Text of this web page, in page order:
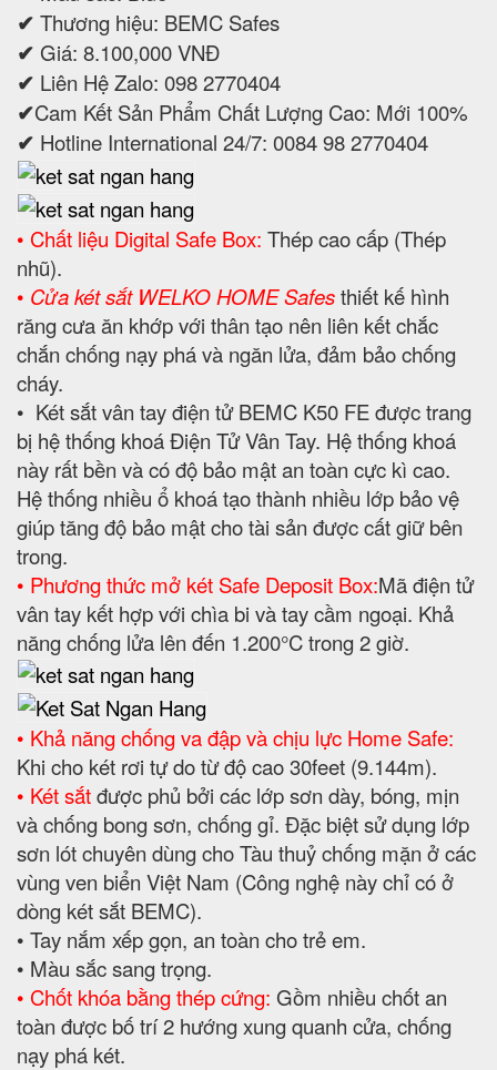
✔ Thương hiệu: BEMC Safes
✔ Giá: 8.100,000 VNĐ
✔ Liên Hệ Zalo: 098 2770404
✔Cam Kết Sản Phẩm Chất Lượng Cao: Mới 100%
✔ Hotline International 24/7: 0084 98 2770404
• Chất liệu Digital Safe Box: Thép cao cấp (Thép
nhũ).
• Cửa két sắt WELKO HOME Safesthiết kế hình
răng cưa ăn khớp với thân tạo nên liên kết chắc
chắn chống nạy phá và ngăn lửa, đảm bảo chống
cháy.
• Két sắt vân tay điện tử BEMC K50 FE được trang
bị hệ thống khoá Điện Tử Vân Tay. Hệ thống khoá
này rất bền và có độ bảo mật an toàn cực kì cao.
Hệ thống nhiều ổ khoá tạo thành nhiều lớp bảo vệ
giúp tăng độ bảo mật cho tài sản được cất giữ bên
trong.
• Phương thức mở két Safe Deposit Box:Mã điện tử
vân tay kết hợp với chìa bi và tay cầm ngoại. Khả
năng chống lửa lên đến 1.200°C trong 2 giờ.
• Khả năng chống va đập và chịu lực Home Safe:
Khi cho két rơi tự do từ độ cao 30feet (9.144m).
• Két sắtđược phủ bởi các lớp sơn dày, bóng, mịn
và chống bong sơn, chống gỉ. Đặc biệt sử dụng lớp
sơn lót chuyên dùng cho Tàu thuỷ chống mặn ở các
vùng ven biển Việt Nam (Công nghệ này chỉ có ở
dòng két sắt BEMC).
• Tay nắm xếp gọn, an toàn cho trẻ em.
• Màu sắc sang trọng.
• Chốt khóa bằng thép cứng: Gồm nhiều chốt an
toàn được bố trí 2 hướng xung quanh cửa, chống
nạy phá két.